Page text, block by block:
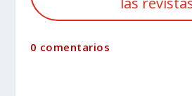
0 comentarios